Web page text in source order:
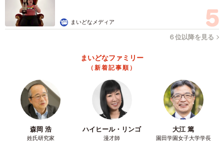
た。
夢中になってオムツで遊ぶ三つ子ちゃんの様子に、200件
「三つ子ちゃん、『ついにこのオムツ届くようになった
ぞ〜見て〜！』と言わんばかりに遊んでいる姿が可愛い」
「三人寄れば文殊の知恵とはまさにこのこと（笑）」
まいどなメディア
６位以降を見る
まいどなファミリー
（新着記事順）
森岡 浩
姓氏研究家
ハイヒール・リンゴ
漫才師
大江 篤
園田学園女子大学学長